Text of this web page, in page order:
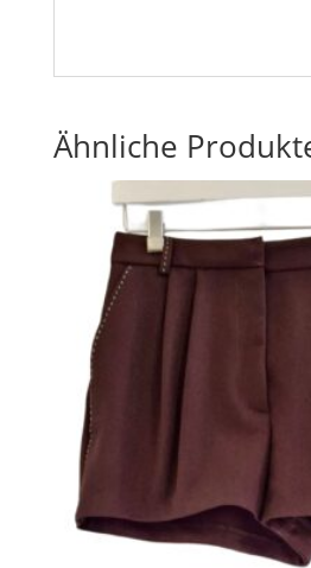
Ähnliche